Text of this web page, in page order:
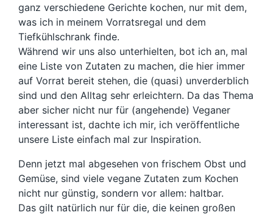
ganz verschiedene Gerichte kochen, nur mit dem,
was ich in meinem Vorratsregal und dem
Tiefkühlschrank finde.
Während wir uns also unterhielten, bot ich an, mal
eine Liste von Zutaten zu machen, die hier immer
auf Vorrat bereit stehen, die (quasi) unverderblich
sind und den Alltag sehr erleichtern. Da das Thema
aber sicher nicht nur für (angehende) Veganer
interessant ist, dachte ich mir, ich veröffentliche
unsere Liste einfach mal zur Inspiration.
Denn jetzt mal abgesehen von frischem Obst und
Gemüse, sind viele vegane Zutaten zum Kochen
nicht nur günstig, sondern vor allem: haltbar.
Das gilt natürlich nur für die, die keinen großen